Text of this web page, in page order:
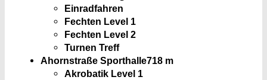
Einradfahren
Fechten Level 1
Fechten Level 2
Turnen Treff
Ahornstraße Sporthalle718 m
Akrobatik Level 1